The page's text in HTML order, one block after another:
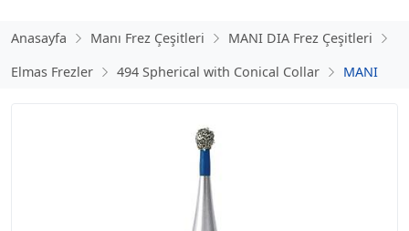
Anasayfa Manı Frez Çeşitleri
MANI DIA Frez Çeşitleri
Elmas Frezler
494 Spherical with Conical Collar MANI